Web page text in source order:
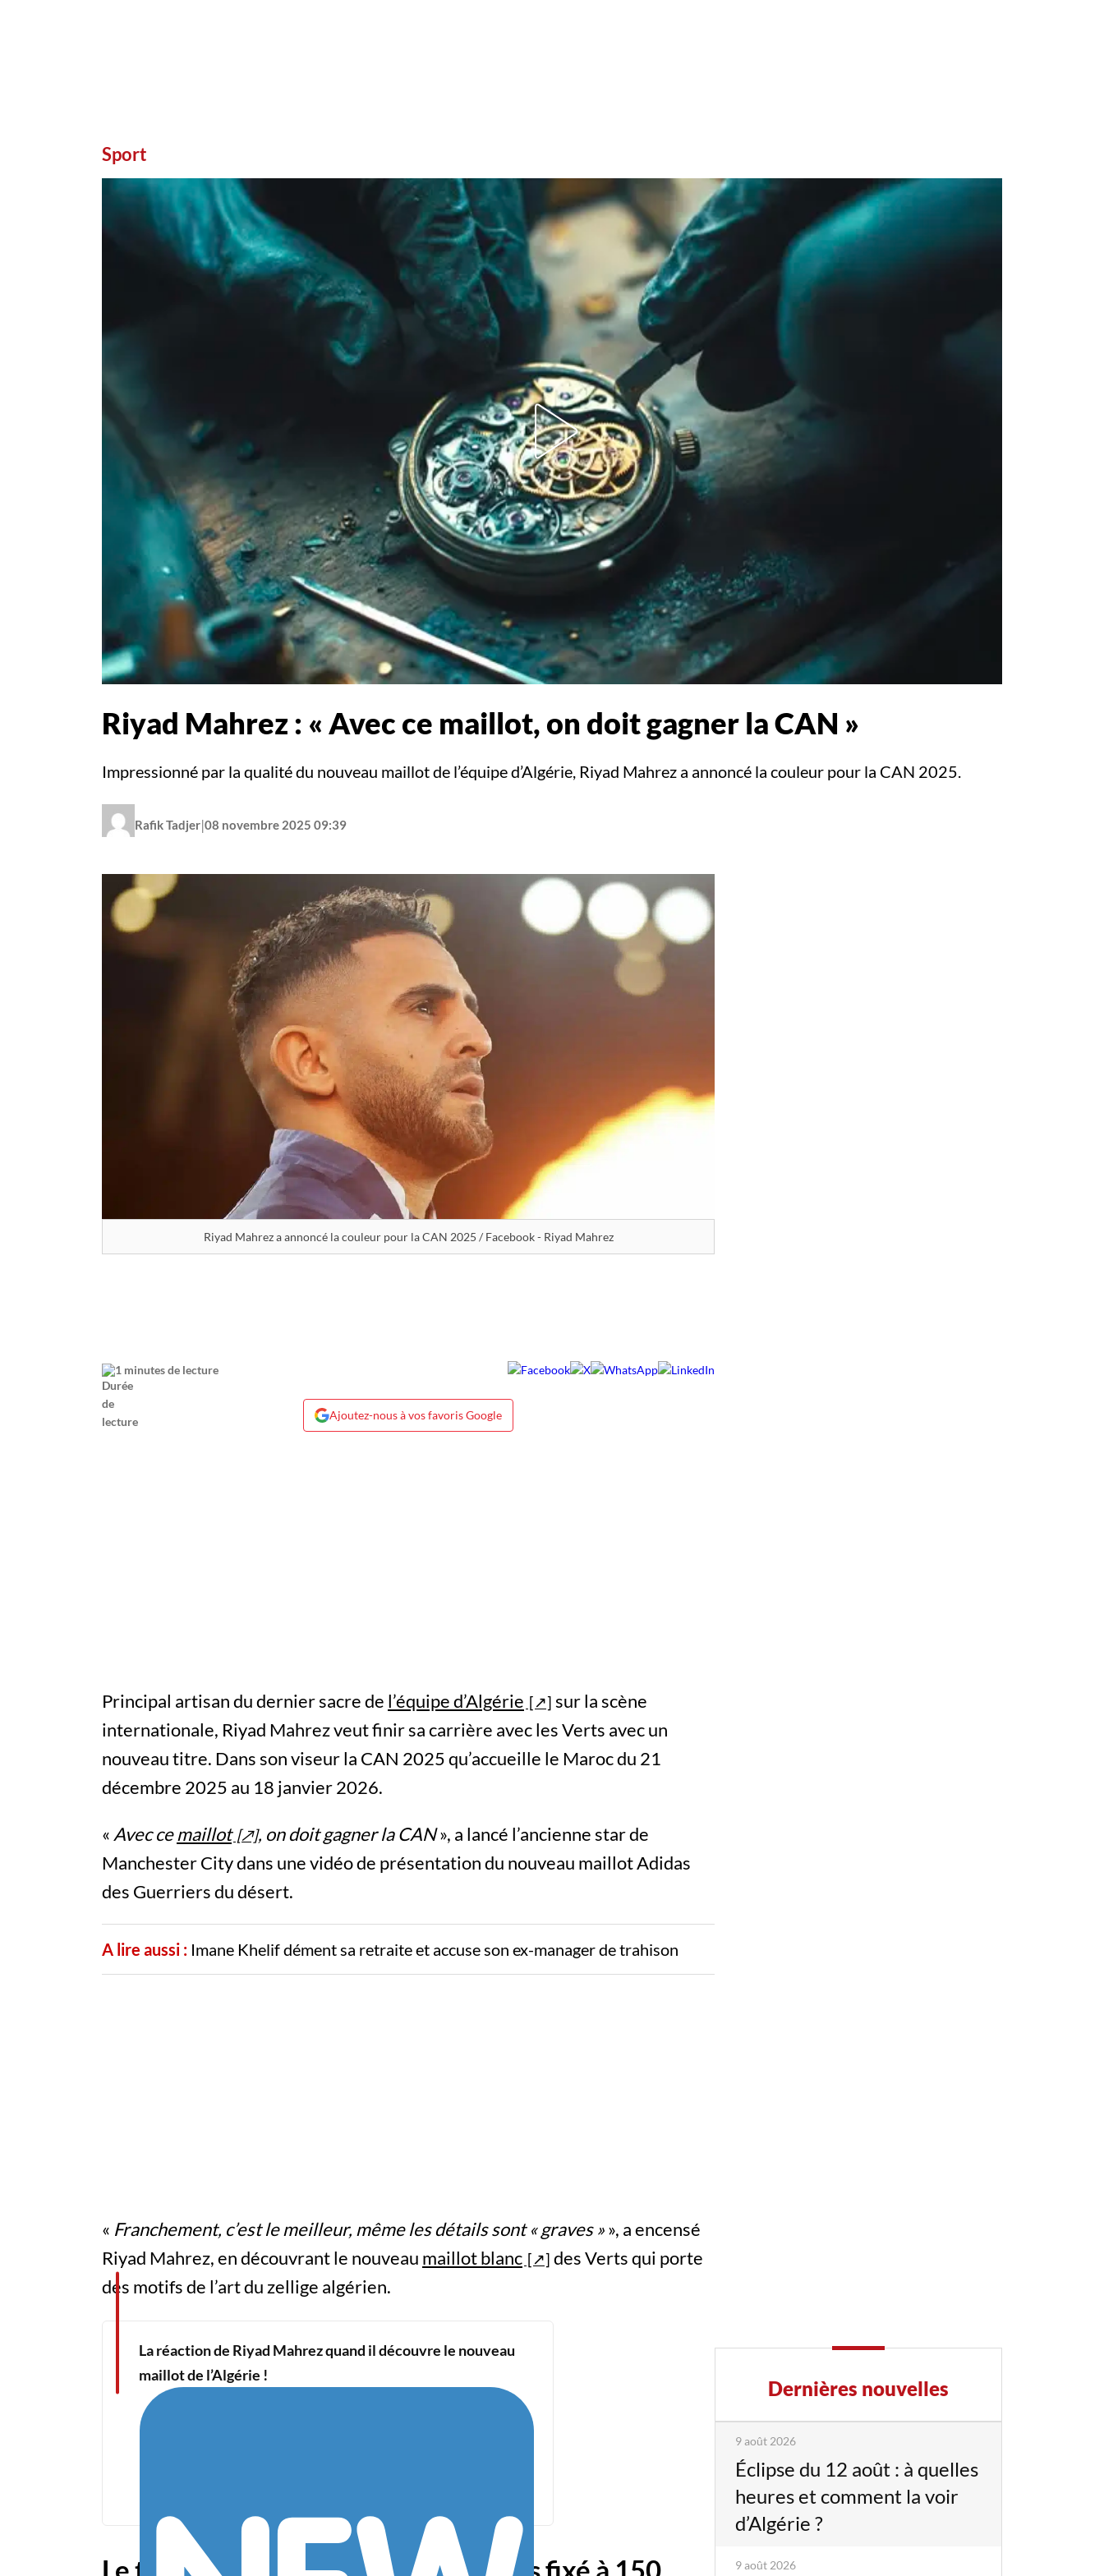
Sport
Riyad Mahrez : « Avec ce maillot, on doit gagner la CAN »
Impressionné par la qualité du nouveau maillot de l’équipe d’Algérie, Riyad Mahrez a annoncé la couleur pour la CAN 2025.
Rafik Tadjer|08 novembre 2025 09:39
Riyad Mahrez a annoncé la couleur pour la CAN 2025 / Facebook - Riyad Mahrez
1 minutes de lecture
Ajoutez-nous à vos favoris Google
Principal artisan du dernier sacre de l’équipe d’Algérie
sur la scène
internationale, Riyad Mahrez veut finir sa carrière avec les Verts avec un
nouveau titre. Dans son viseur la CAN 2025 qu’accueille le Maroc du 21
décembre 2025 au 18 janvier 2026.
« Avec cemaillot , on doit gagner la CAN», a lancé l’ancienne star de
Manchester City dans une vidéo de présentation du nouveau maillot Adidas
des Guerriers du désert.
A lire aussi : Imane Khelif dément sa retraite et accuse son ex-manager de trahison
« Franchement, c’est le meilleur, même les détails sont « graves »», a encensé
Riyad Mahrez, en découvrant le nouveau maillot blanc
des Verts qui porte
des motifs de l’art du zellige algérien.
La réaction de Riyad Mahrez quand il découvre le nouveau
maillot de l’Algérie !
Dernières nouvelles
9 août 2026
Éclipse du 12 août : à quelles
heures et comment la voir
d’Algérie ?
9 août 2026